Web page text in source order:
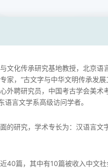
文化传承研究基地教授，北京
家，“古文字与中华文明传承发
外聘研究员，中国考古学会美
言文学系高级访问学者。
的研究，学术专长为：汉语言
40篇，其中有10篇被收入中文